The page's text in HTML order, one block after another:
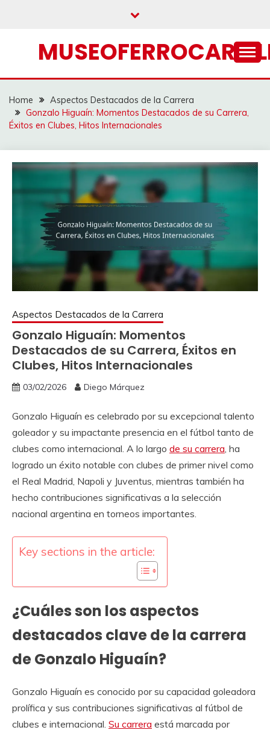
Home
Aspectos Destacados de la Carrera
Gonzalo Higuaín: Momentos Destacados de su Carrera,
Éxitos en Clubes, Hitos Internacionales
Aspectos Destacados de la Carrera
Gonzalo Higuaín: Momentos
Destacados de su Carrera, Éxitos en
Clubes, Hitos Internacionales
03/02/2026 Diego Márquez
Gonzalo Higuaín es celebrado por su excepcional talento
goleador y su impactante presencia en el fútbol tanto de
clubes como internacional. A lo largo de su carrera, ha
logrado un éxito notable con clubes de primer nivel como
el Real Madrid, Napoli y Juventus, mientras también ha
hecho contribuciones significativas a la selección
nacional argentina en torneos importantes.
Key sections in the article:
¿Cuáles son los aspectos
destacados clave de la carrera
de Gonzalo Higuaín?
Gonzalo Higuaín es conocido por su capacidad goleadora
prolífica y sus contribuciones significativas al fútbol de
clubes e internacional. Su carrera está marcada por